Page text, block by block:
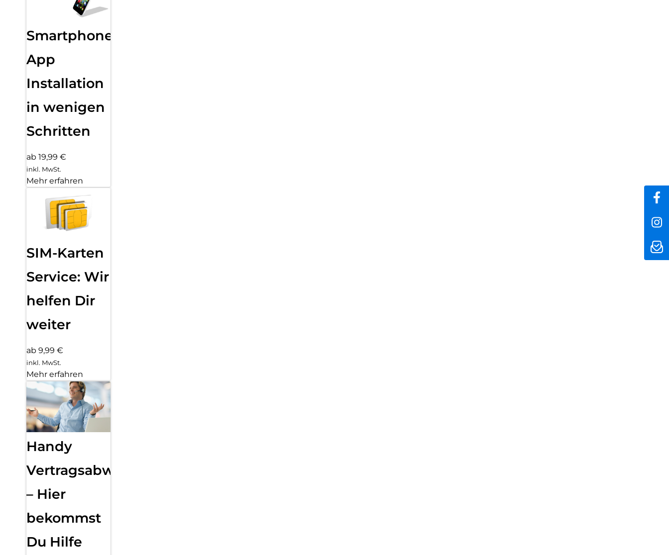
Smartphone
App
Installation
in wenigen
Schritten
ab 19,99 €
inkl. MwSt.
Mehr erfahren
SIM-Karten
Service: Wir
helfen Dir
weiter
ab 9,99 €
inkl. MwSt.
Mehr erfahren
Handy
Vertragsabwicklung
– Hier
bekommst
Du Hilfe